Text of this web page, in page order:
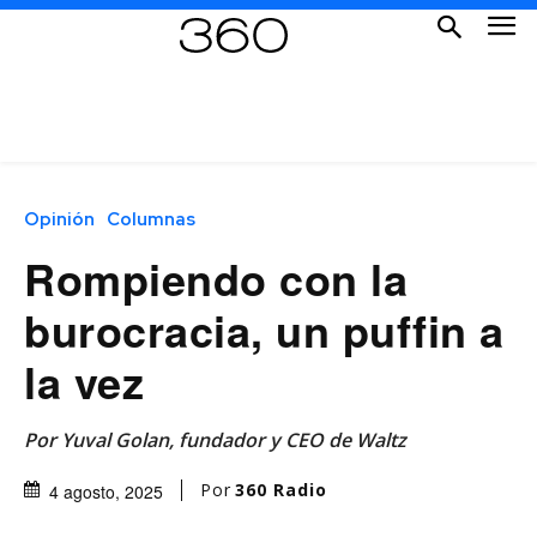
Opinión Columnas
Rompiendo con la
burocracia, un puffin a
la vez
Por Yuval Golan, fundador y CEO de Waltz
4 agosto, 2025 Por 360 Radio